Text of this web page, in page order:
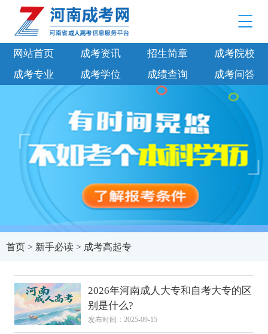
网站首页 成考资讯 招生简章
成考院校
成考专业
成考学位 成绩查询 成考问答
首页> 新手必读> 成考高起专
2026年河南成人大专和自考大专的区
别是什么?
发布时间：2025-09-15